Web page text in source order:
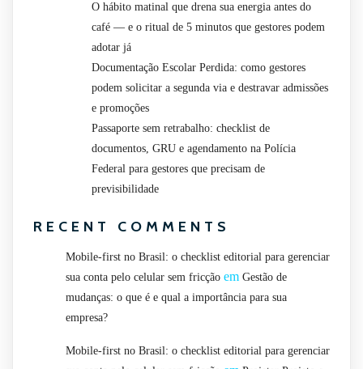
O hábito matinal que drena sua energia antes do
café — e o ritual de 5 minutos que gestores podem
adotar já
Documentação Escolar Perdida: como gestores
podem solicitar a segunda via e destravar admissões
e promoções
Passaporte sem retrabalho: checklist de
documentos, GRU e agendamento na Polícia
Federal para gestores que precisam de
previsibilidade
RECENT COMMENTS
Mobile-first no Brasil: o checklist editorial para gerenciar
sua conta pelo celular sem fricção em Gestão de
mudanças: o que é e qual a importância para sua
empresa?
Mobile-first no Brasil: o checklist editorial para gerenciar